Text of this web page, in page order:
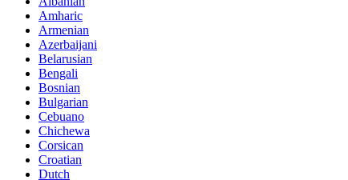
Amharic
Armenian
Azerbaijani
Belarusian
Bengali
Bosnian
Bulgarian
Cebuano
Chichewa
Corsican
Croatian
Dutch